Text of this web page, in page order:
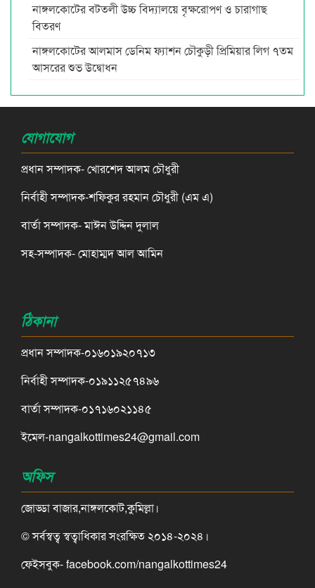
নাঙ্গলকোটের বটতলী উচ্চ বিদ্যালয়ে বৃক্ষরোপণ ও চারাগাছ
বিতরণ
নাঙ্গলকোটের আলমাস ডেনিম ফ্যাশন চৌকুড়ী প্রিমিয়ার লিগ ৭তম
আসরের শুভ উদ্বোধন
যোগাযোগ
প্রধান সম্পাদক- খোরশেদ আলম চৌধুরী
নির্বাহী সম্পাদক-শফিকুর রহমান চৌধুরী (এম এ)
বার্তা সম্পাদক- মাঈন উদ্দিন দুলাল
সহ-সম্পাদক- মোহাম্মদ আল আমিন
ঠিকানা
প্রধান সম্পাদক-০১৬০১৯২০৭১৩
নির্বাহী সম্পাদক-০১৯১১২৫৭৪৯৬
বার্তা সম্পাদক-০১৭১৬০২১১৪৫
ইমেল-nangalkottimes24@gmail.com
অফিস
জোড্ডা বাজার,নাঙ্গলকোট,কুমিল্লা।
© সর্বস্বত্ব স্বত্বাধিকার সংরক্ষিত ২০১৪-২০২৪।
ফেইসবুক- facebook.com/nangalkottimes24